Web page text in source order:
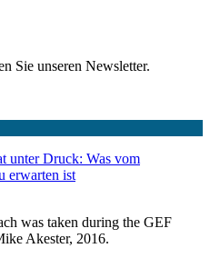
Sie unseren Newsletter.
unter Druck: Was vom
erwarten ist